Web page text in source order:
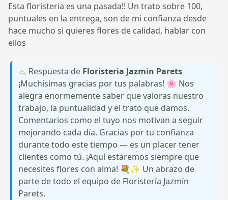
Esta floristeria es una pasada!! Un trato sobre 100,
puntuales en la entrega, son de mi confianza desde
hace mucho si quieres flores de calidad, hablar con
ellos
Respuesta de Floristeria Jazmin Parets
¡Muchísimas gracias por tus palabras! 🌸 Nos
alegra enormemente saber que valoras nuestro
trabajo, la puntualidad y el trato que damos.
Comentarios como el tuyo nos motivan a seguir
mejorando cada día. Gracias por tu confianza
durante todo este tiempo — es un placer tener
clientes como tú. ¡Aquí estaremos siempre que
necesites flores con alma! 💐✨ Un abrazo de
parte de todo el equipo de Floristería Jazmín
Parets.